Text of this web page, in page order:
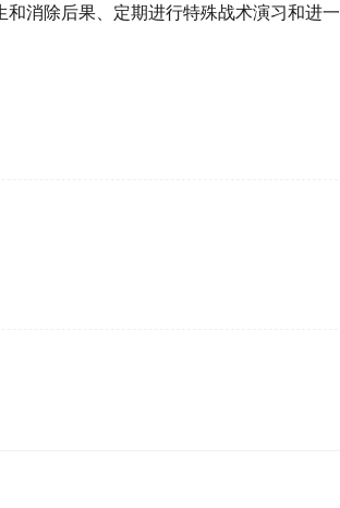
消除后果、定期进行特殊战术演习和进一